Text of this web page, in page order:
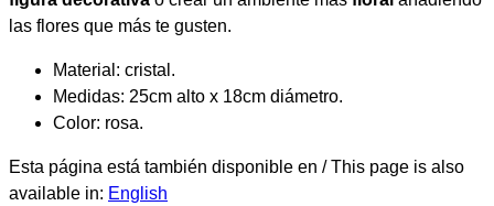
las flores que más te gusten.
Material: cristal.
Medidas: 25cm alto x 18cm diámetro.
Color: rosa.
Esta página está también disponible en / This page is also
available in: English